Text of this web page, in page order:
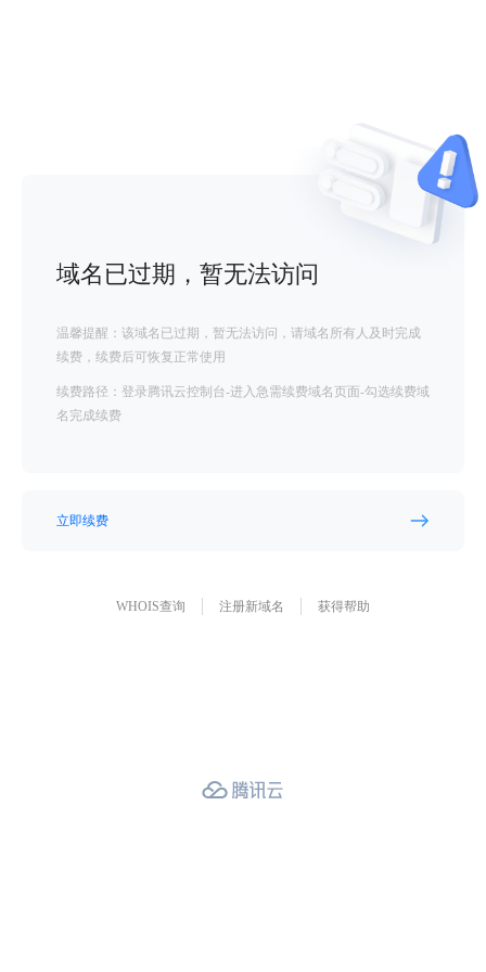
域名已过期，暂无法访问
温馨提醒：该域名已过期，暂无法访问，请域名所有人及时完成
续费，续费后可恢复正常使用
续费路径：登录腾讯云控制台-进入急需续费域名页面-勾选续费域
名完成续费
立即续费
WHOIS查询 注册新域名 获得帮助